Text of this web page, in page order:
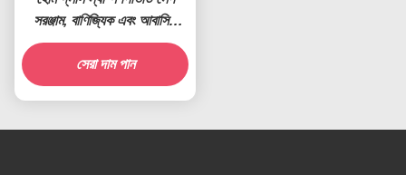
সরঞ্জাম, বাণিজ্যিক এবং আবাসিক
আলোর প্রতিফলক লেপ মেশিন
সেরা দাম পান